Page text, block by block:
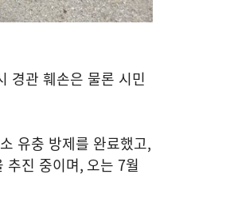
경관 훼손은 물론 시민
유충 방제를 완료했고,
추진 중이며, 오는 7월